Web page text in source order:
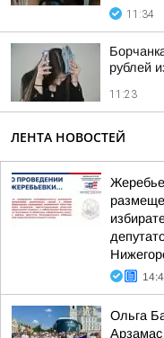
11:34
рублей
11:23
ЛЕНТА НОВОСТЕЙ
Ольга
Арзамас